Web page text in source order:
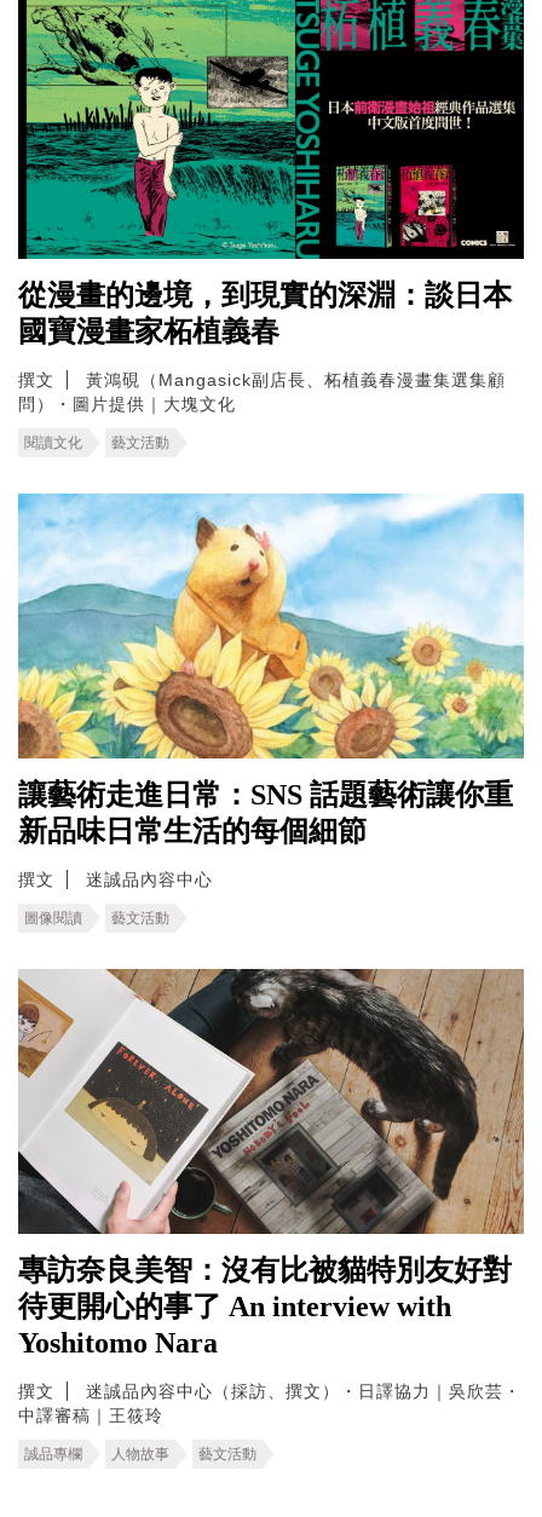
從漫畫的邊境，到現實的深淵：談日本
國寶漫畫家柘植義春
撰文
黃鴻硯（Mangasick副店長、柘植義春漫畫集選集顧
問）・圖片提供｜大塊文化
閱讀文化 藝文活動
讓藝術走進日常：SNS 話題藝術讓你重
新品味日常生活的每個細節
撰文 迷誠品內容中心
圖像閱讀 藝文活動
專訪奈良美智：沒有比被貓特別友好對
待更開心的事了 An interview with
Yoshitomo Nara
撰文
迷誠品內容中心（採訪、撰文）・日譯協力｜吳欣芸・
中譯審稿｜王筱玲
誠品專欄 人物故事 藝文活動